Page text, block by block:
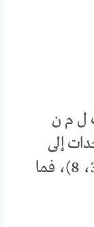
ل م ن
إلى اليسار و 3 وحدات إلى
أسفل. إذا كان إحداثيا النقطة ل(-3، 8)، فما